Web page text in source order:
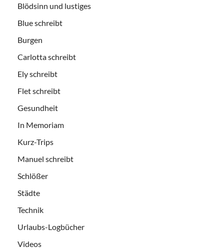
Blödsinn und lustiges
Blue schreibt
Burgen
Carlotta schreibt
Ely schreibt
Flet schreibt
Gesundheit
In Memoriam
Kurz-Trips
Manuel schreibt
Schlößer
Städte
Technik
Urlaubs-Logbücher
Videos